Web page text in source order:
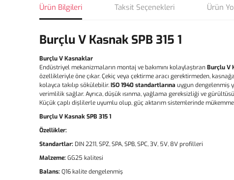
Ürün Bilgileri Taksit Seçenekleri Ürün
Burçlu V Kasnak SPB 315 1
Burçlu V Kasnaklar
Endüstriyel mekanizmaların montaj ve bakımını kolaylaştıranBurçlu V
özellikleriyle öne çıkar. Çekiç veya çektirme aracı gerektirmeden,
kolayca takılıp sökülebilir.ISO 1940 standartlarına uygun dengelenmiş
verimlilik sağlar. Ayrıca, düşük ısınma, yağlama gereksizliği ve
Küçük çaplı dişlilerle uyumlu olup, güç aktarım sistemlerinde
Burçlu V Kasnak SPB 315 1
Özellikler:
Standartlar: DIN 2211, SPZ, SPA, SPB, SPC, 3V, 5V, 8V profilleri
Malzeme:GG25 kalitesi
Balans:Q16 kalite dengelenmiş